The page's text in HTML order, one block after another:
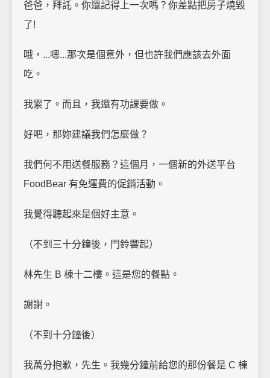
爸爸，拜託。你還記得上一次嗎？你差點把房子燒毀
了!
哦，...嗯...那次是個意外，但也許我們應該去外面
吃。
我累了。而且，我還有功課要做。
好吧，那妳建議我們怎麼做？
我們何不用送餐服務？這個月，一個新的外送平台
FoodBear 有免運費的促銷活動。
我覺得聽起來是個好主意。
（不到三十分鐘後，門鈴響起）
林先生 B 棟十二樓。這是您的餐點。
謝謝。
（不到十分鐘後）
我萬分抱歉，先生。我幾分鐘前給您的那份餐是 C 棟